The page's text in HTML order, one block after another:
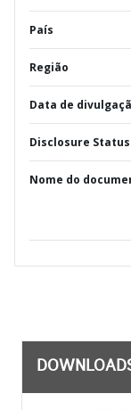
País
Região
Data de
Disclosure Status
Nome do